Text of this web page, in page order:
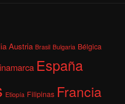
Austria Brasil Bulgaria Bélgica
España
Etiopía Filipinas Francia